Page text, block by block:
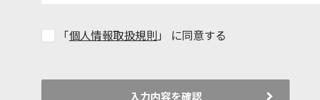
「個人情報取扱規則 」 に同意する
入力内容を確認